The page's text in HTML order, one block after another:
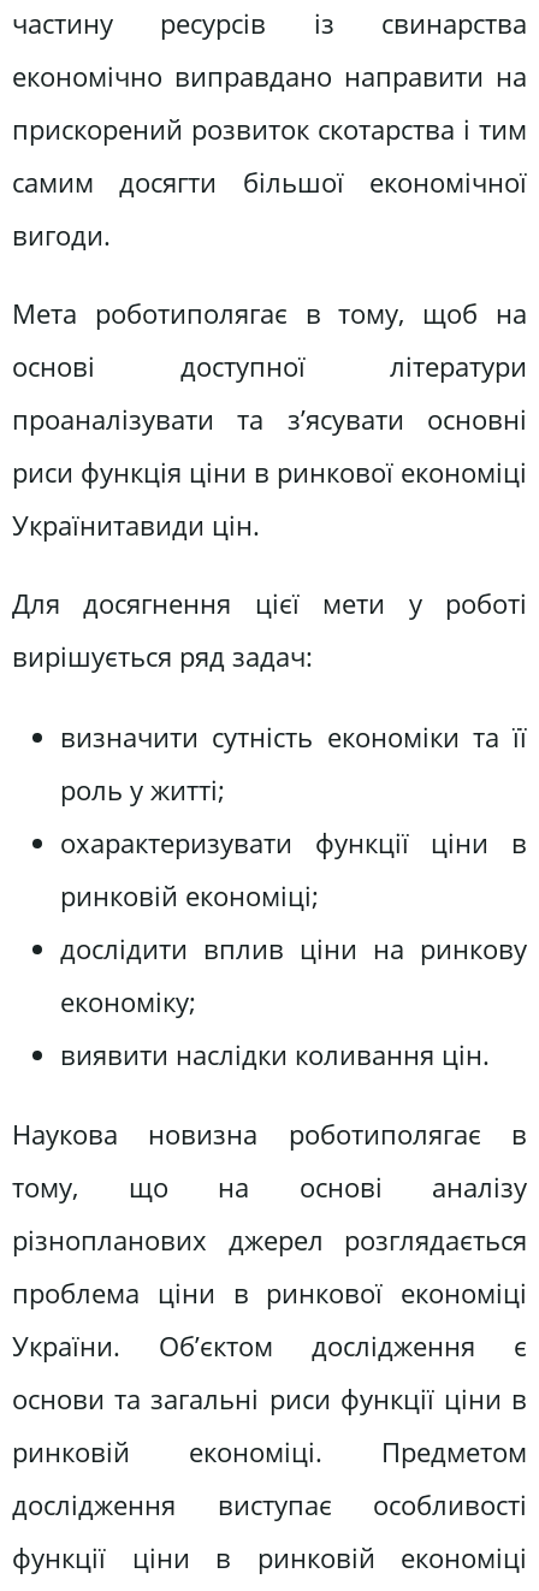
частину ресурсів із свинарства
економічно виправдано направити на
прискорений розвиток скотарства і тим
самим досягти більшої економічної
вигоди.
Мета роботиполягає в тому, щоб на
основі доступної літератури
проаналізувати та з’ясувати основні
риси функція ціни в ринкової економіці
Українитавиди цін.
Для досягнення цієї мети у роботі
вирішується ряд задач:
визначити сутність економіки та її
роль у житті;
охарактеризувати функції ціни в
ринковій економіці;
дослідити вплив ціни на ринкову
економіку;
виявити наслідки коливання цін.
Наукова новизна роботиполягає в
тому, що на основі аналізу
різнопланових джерел розглядається
проблема ціни в ринкової економіці
України. Об’єктом дослідження є
основи та загальні риси функції ціни в
ринковій економіці. Предметом
дослідження виступає особливості
функції ціни в ринковій економіці